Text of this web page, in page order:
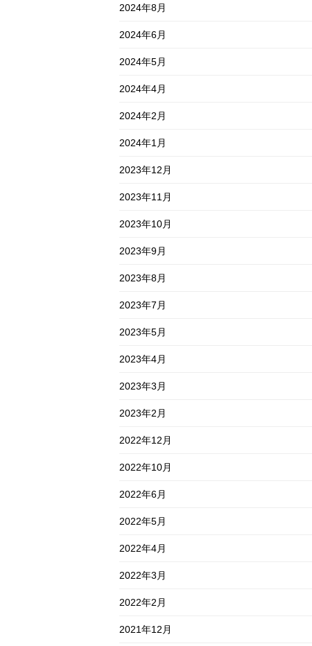
2024年8月
2024年6月
2024年5月
2024年4月
2024年2月
2024年1月
2023年12月
2023年11月
2023年10月
2023年9月
2023年8月
2023年7月
2023年5月
2023年4月
2023年3月
2023年2月
2022年12月
2022年10月
2022年6月
2022年5月
2022年4月
2022年3月
2022年2月
2021年12月